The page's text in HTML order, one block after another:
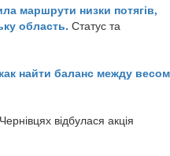
маршрути низки потягів,
область. Статус та
найти баланс между весом
відбулася акція